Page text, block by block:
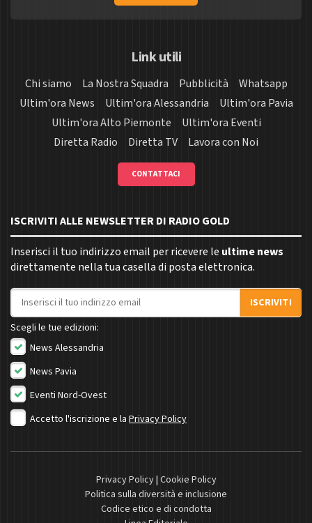
Link utili
Chi siamo La Nostra Squadra Pubblicità
Whatsapp
Ultim'ora News
Ultim'ora Alessandria
Ultim'ora Pavia
Ultim'ora Alto Piemonte
Ultim'ora Eventi
Diretta Radio
Diretta TV Lavora con Noi
CONTATTACI
ISCRIVITI ALLE NEWSLETTER DI RADIO GOLD
Inserisci il tuo indirizzo email per ricevere le ultime news
direttamente nella tua casella di posta elettronica.
Indirizzo email
ISCRIVITI
Scegli le tue edizioni:
News Alessandria
News Pavia
Eventi Nord-Ovest
Accetto l'iscrizione e la Privacy Policy
Privacy Policy| Cookie Policy
Politica sulla diversità e inclusione
Codice etico e di condotta